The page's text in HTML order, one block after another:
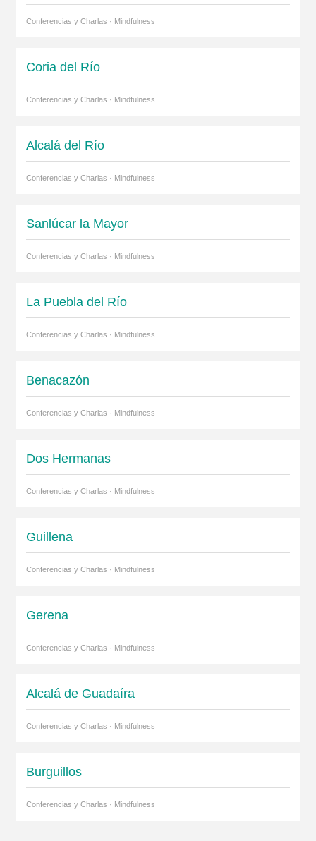
Conferencias y Charlas · Mindfulness
Coria del Río
Conferencias y Charlas · Mindfulness
Alcalá del Río
Conferencias y Charlas · Mindfulness
Sanlúcar la Mayor
Conferencias y Charlas · Mindfulness
La Puebla del Río
Conferencias y Charlas · Mindfulness
Benacazón
Conferencias y Charlas · Mindfulness
Dos Hermanas
Conferencias y Charlas · Mindfulness
Guillena
Conferencias y Charlas · Mindfulness
Gerena
Conferencias y Charlas · Mindfulness
Alcalá de Guadaíra
Conferencias y Charlas · Mindfulness
Burguillos
Conferencias y Charlas · Mindfulness